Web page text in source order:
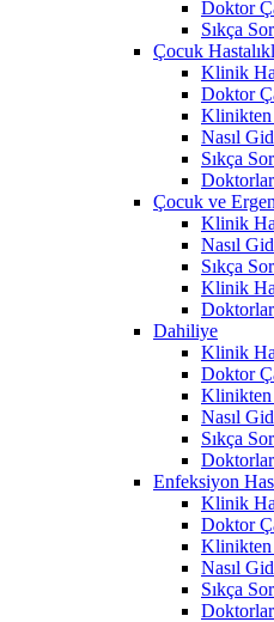
Doktor
Sıkça
Çocuk
Klinik
Doktor
Klinikten
Nasıl
Sıkça
Çocuk ve
Klinik
Nasıl
Sıkça
Klinik
Dahiliye
Klinik
Doktor
Klinikten
Nasıl
Sıkça
Enfeksiyon
Klinik
Doktor
Klinikten
Nasıl
Sıkça